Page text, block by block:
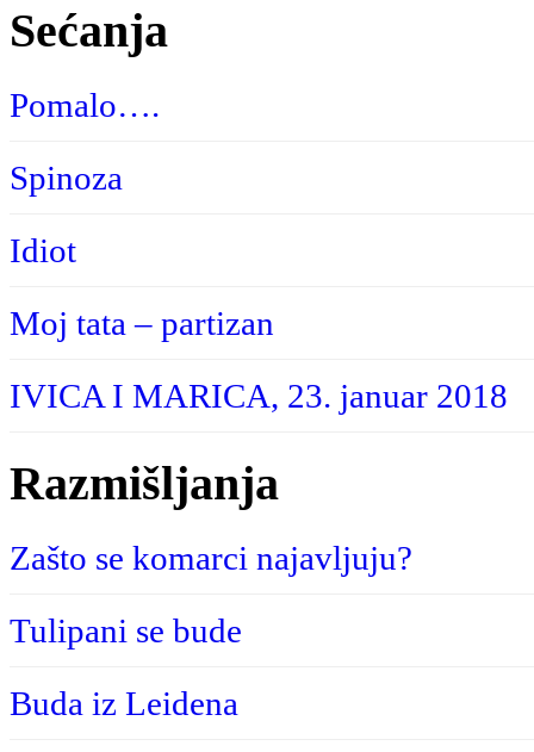
Sećanja
Pomalo….
Spinoza
Idiot
Moj tata – partizan
IVICA I MARICA, 23. januar 2018
Razmišljanja
Zašto se komarci najavljuju?
Tulipani se bude
Buda iz Leidena